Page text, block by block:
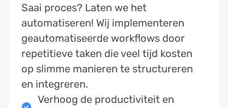
Saai proces? Laten we het
automatiseren! Wij implementeren
geautomatiseerde workflows door
repetitieve taken die veel tijd kosten
op slimme manieren te structureren
en integreren.
Verhoog de productiviteit en